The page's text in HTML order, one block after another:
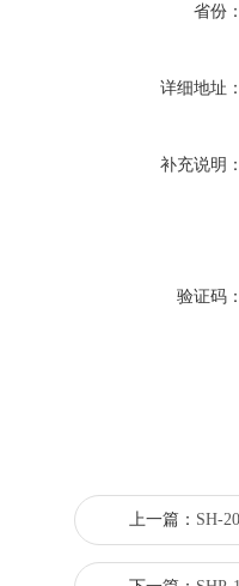
省份
详细地址
补充说明
验证码
上一篇： SH-